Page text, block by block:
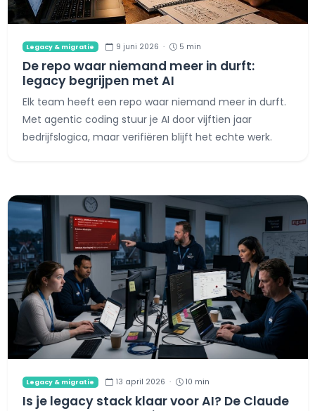
Legacy & migratie 9 juni 2026 · 5 min
De repo waar niemand meer in durft:
legacy begrijpen met AI
Elk team heeft een repo waar niemand meer in durft.
Met agentic coding stuur je AI door vijftien jaar
bedrijfslogica, maar verifiëren blijft het echte werk.
Legacy & migratie 13 april 2026 · 10 min
Is je legacy stack klaar voor AI? De Claude